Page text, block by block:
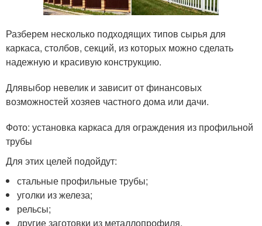
Разберем несколько подходящих типов сырья для
каркаса, столбов, секций, из которых можно сделать
надежную и красивую конструкцию.
Длявыбор невелик и зависит от финансовых
возможностей хозяев частного дома или дачи.
Фото: установка каркаса для ограждения из профильной
трубы
Для этих целей подойдут:
стальные профильные трубы;
уголки из железа;
рельсы;
другие заготовки из металлопрофиля.